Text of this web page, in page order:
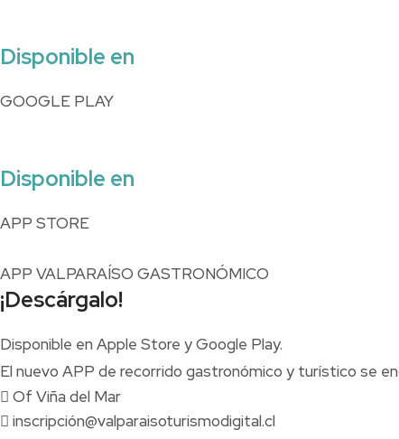
Disponible en
GOOGLE PLAY
Disponible en
APP STORE
APP VALPARAÍSO GASTRONÓMICO
¡Descárgalo!
Disponible en Apple Store y Google Play.
El nuevo APP de recorrido gastronómico y turístico se
Of Viña del Mar
inscripción@valparaisoturismodigital.cl